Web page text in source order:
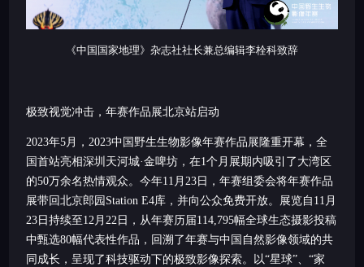
《中国国家地理》杂志社社长兼总编辑李栓科致辞
极致视觉冲击，年赛作品展北京站启动
2023年5月，2023中国野生生物影像年赛作品展隆重开幕，全
国首站亮相深圳天河城·金啤坊，在1个月展期内吸引了大湾区
的50万余名热情观众。今年11月23日，年赛组委会将年赛作品
展带回北京郎园Station E4库，并向公众免费开放。展览自11月
23日持续至12月22日，从年赛历届114,795幅全球生态摄影投稿
中甄选80幅代表性作品，回溯了年赛与中国自然影像领域的共
同成长，呈现了科技驱动下的极致影像探索。以“星球”、“家